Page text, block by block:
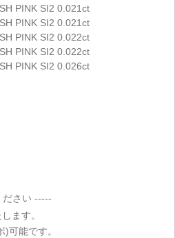
PINK SI2 0.021ct
PINK SI2 0.021ct
PINK SI2 0.022ct
PINK SI2 0.022ct
PINK SI2 0.026ct
ださい -----
ます。
可能です。